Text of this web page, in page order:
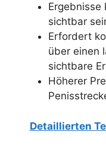
Ergebnisse
sichtbar
Erfordert
über einen
sichtbare
Höherer
Detaillierten